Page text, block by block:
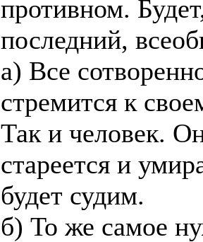
противном.
последний,
а) Все
стремится к
Так и человек.
стареется и
будет судим.
б) To же самое